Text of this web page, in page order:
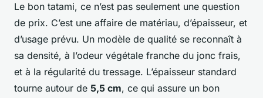
Le bon tatami, ce n’est pas seulement une question
de prix. C’est une affaire de matériau, d’épaisseur, et
d’usage prévu. Un modèle de qualité se reconnaît à
sa densité, à l’odeur végétale franche du jonc frais,
et à la régularité du tressage. L’épaisseur standard
tourne autour de 5,5 cm, ce qui assure un bon